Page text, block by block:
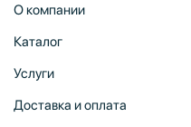
О компании
Каталог
Услуги
Доставка и оплата